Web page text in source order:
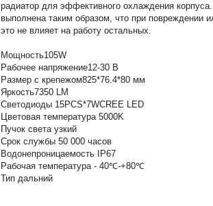
радиатор для эффективного охлаждения
выполнена таким образом, что при повреждении
это не влияет на работу остальных.
Мощность105W
Рабочее напряжение12-30 В
Размер с крепежом825*76.4*80 мм
Яркость7350 LM
Светодиоды 15PCS*7WCREE LED
Цветовая температура 5000K
Пучок света узкий
Срок службы 50 000 часов
Водонепроницаемость IP67
Рабочая температура - 40℃-+80℃
Тип дальний